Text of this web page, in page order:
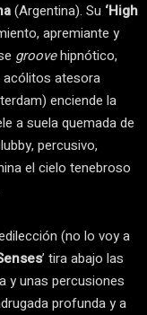
(Argentina). Su ‘High
apremiante y
groovehipnótico,
atesora
enciende la
a suela quemada de
percusivo,
el cielo tenebroso
(no lo voy a
’ tira abajo las
y unas percusiones
profunda y a